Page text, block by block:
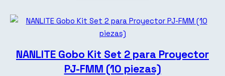
NANLITE Gobo Kit Set 2 para Proyector
PJ-FMM (10 piezas)